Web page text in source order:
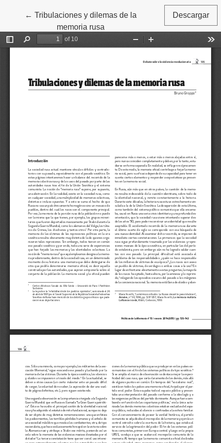
← Volver a los detalles del artículo
Tribulaciones y dilemas de la
memoria rusa
Descargar